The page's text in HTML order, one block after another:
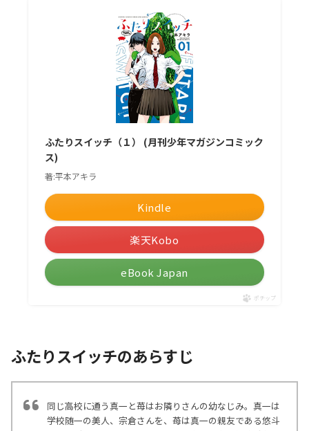
ふたりスイッチ（１） (月刊少年マガジンコミック
ス)
著:平本アキラ
Kindle
楽天Kobo
eBook Japan
ポチップ
ふたりスイッチのあらすじ
同じ高校に通う真一と苺はお隣りさんの幼なじみ。真一は
学校随一の美人、宗倉さんを、苺は真一の親友である悠斗